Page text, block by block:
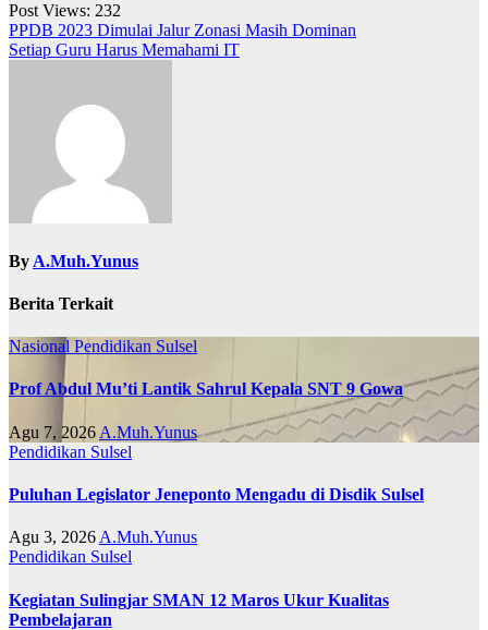
Post Views: 232
Navigasi
pos
PPDB 2023 Dimulai Jalur Zonasi Masih Dominan
Setiap Guru Harus Memahami IT
By A.Muh.Yunus
Berita Terkait
Nasional Pendidikan Sulsel
Prof Abdul Mu’ti Lantik Sahrul Kepala SNT 9 Gowa
Agu 7, 2026 A.Muh.Yunus
Pendidikan Sulsel
Puluhan Legislator Jeneponto Mengadu di Disdik Sulsel
Agu 3, 2026 A.Muh.Yunus
Pendidikan Sulsel
Kegiatan Sulingjar SMAN 12 Maros Ukur Kualitas
Pembelajaran